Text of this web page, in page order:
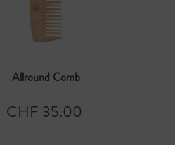
Allround Comb
CHF 35.00